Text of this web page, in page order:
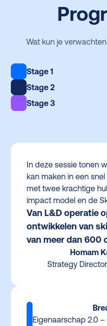
Wat kun je
Stage 1
Stage 2
Stage 3
In deze sessie tonen
kan maken in een
met twee krachtige
impact model en de
Van L&D operatie
ontwikkelen van
van meer dan 600
Homam
Strategy
Eigenaarschap 2.0